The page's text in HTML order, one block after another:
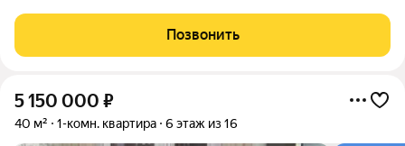
ценит комфорт, качество и эстетику. Ремонт для себя без
Позвонить
5 150 000 ₽
40 м² 1-комн. квартира 6 этаж из 16